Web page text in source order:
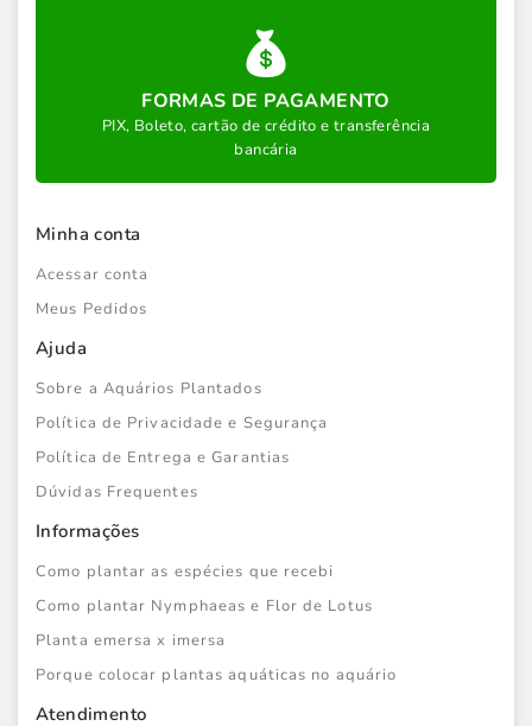
FORMAS DE PAGAMENTO
PIX, Boleto, cartão de crédito e transferência
bancária
Minha conta
Acessar conta
Meus Pedidos
Ajuda
Sobre a Aquários Plantados
Política de Privacidade e Segurança
Política de Entrega e Garantias
Dúvidas Frequentes
Informações
Como plantar as espécies que recebi
Como plantar Nymphaeas e Flor de Lotus
Planta emersa x imersa
Porque colocar plantas aquáticas no aquário
Atendimento